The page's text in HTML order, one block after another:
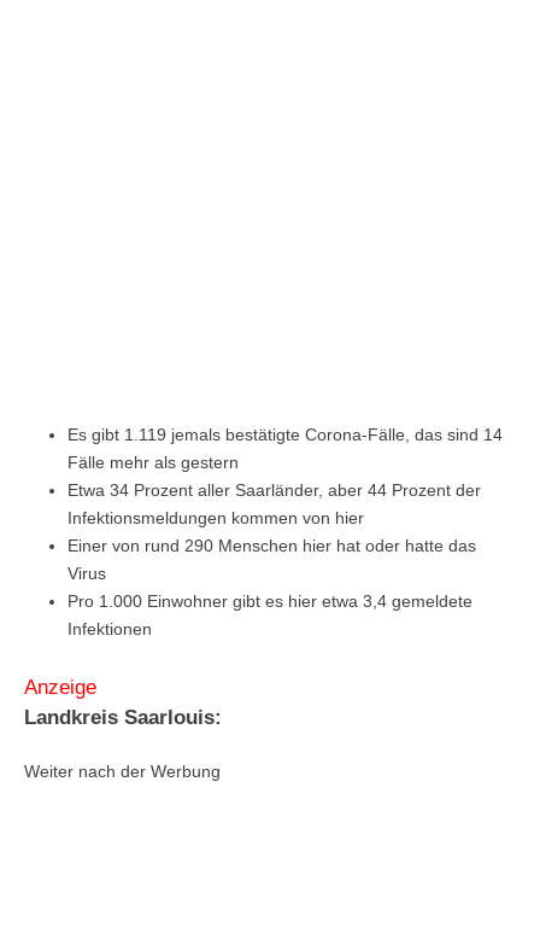
Es gibt 1.119 jemals bestätigte Corona-Fälle, das sind 14
Fälle mehr als gestern
Etwa 34 Prozent aller Saarländer, aber 44 Prozent der
Infektionsmeldungen kommen von hier
Einer von rund 290 Menschen hier hat oder hatte das
Virus
Pro 1.000 Einwohner gibt es hier etwa 3,4 gemeldete
Infektionen
Anzeige
Landkreis Saarlouis:
Weiter nach der Werbung